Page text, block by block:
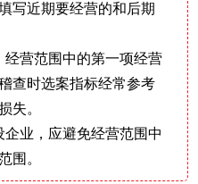
写近期要经营的和后期
经营范围中的第一项经营
查时选案指标经常参考
失。
业，应避免经营范围中
围。